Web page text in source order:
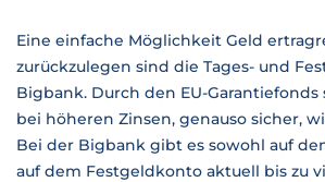
Eine einfache Möglichkeit Geld
zurückzulegen sind die Tages- und
Bigbank. Durch den EU-
bei höheren Zinsen, genauso sicher,
Bei der Bigbank gibt es sowohl auf
auf dem Festgeldkonto aktuell bis zu